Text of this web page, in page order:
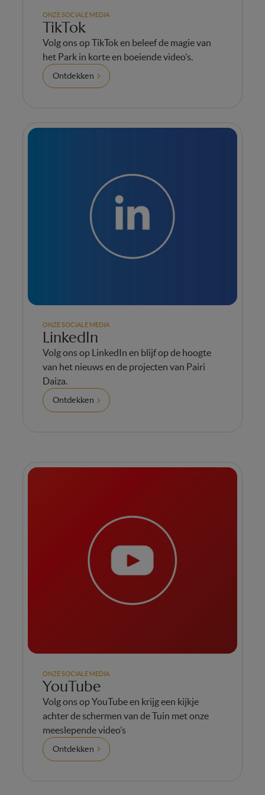
ONZE SOCIALE MEDIA
TikTok
Volg ons op TikTok en beleef de magie van
het Park in korte en boeiende video’s.
Ontdekken
ONZE SOCIALE MEDIA
LinkedIn
Volg ons op LinkedIn en blijf op de hoogte
van het nieuws en de projecten van Pairi
Daiza.
Ontdekken
ONZE SOCIALE MEDIA
YouTube
Volg ons op YouTube en krijg een kijkje
achter de schermen van de Tuin met onze
meeslepende video’s
Ontdekken